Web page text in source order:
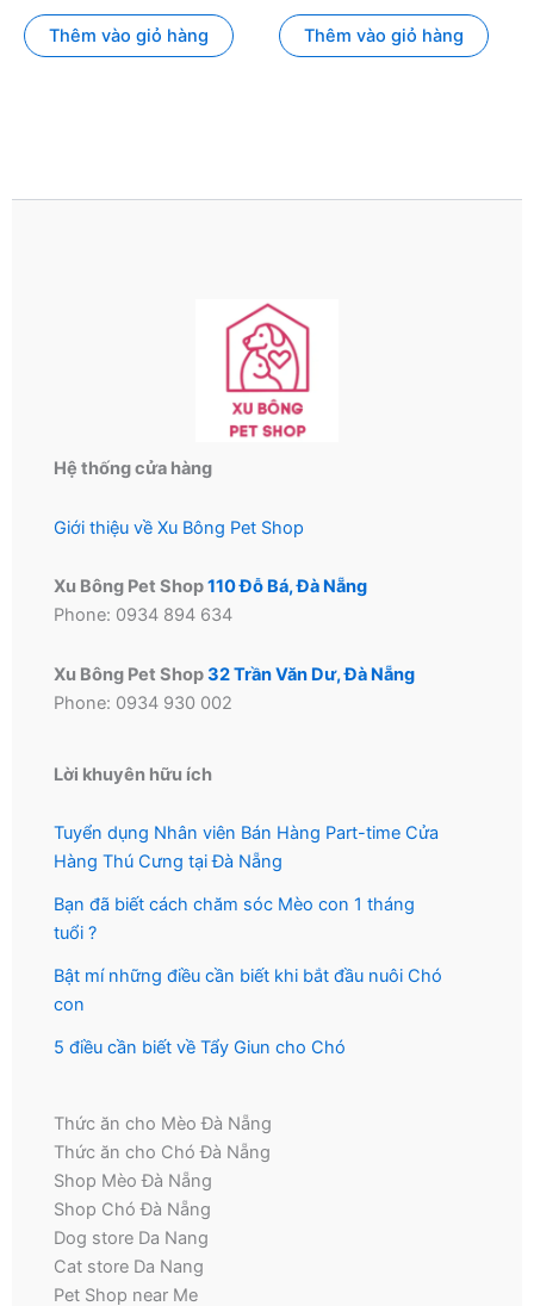
Thêm vào giỏ hàng Thêm vào giỏ hàng
Hệ thống cửa hàng
Giới thiệu về Xu Bông Pet Shop
Xu Bông Pet Shop110 Đỗ Bá, Đà Nẵng
Phone: 0934 894 634
Xu Bông Pet Shop32 Trần Văn Dư, Đà Nẵng
Phone: 0934 930 002
Lời khuyên hữu ích
Tuyển dụng Nhân viên Bán Hàng Part-time Cửa
Hàng Thú Cưng tại Đà Nẵng
Bạn đã biết cách chăm sóc Mèo con 1 tháng
tuổi ?
Bật mí những điều cần biết khi bắt đầu nuôi Chó
con
5 điều cần biết về Tẩy Giun cho Chó
Thức ăn cho Mèo Đà Nẵng
Thức ăn cho Chó Đà Nẵng
Shop Mèo Đà Nẵng
Shop Chó Đà Nẵng
Dog store Da Nang
Cat store Da Nang
Pet Shop near Me